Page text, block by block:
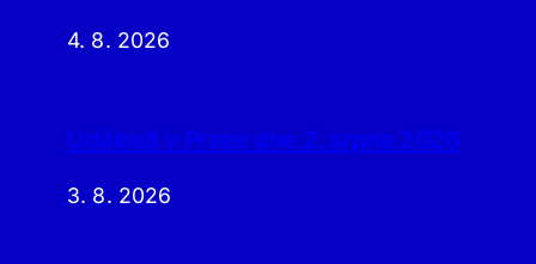
4. 8. 2026
Události v Praze dne 2. srpna 2026
3. 8. 2026